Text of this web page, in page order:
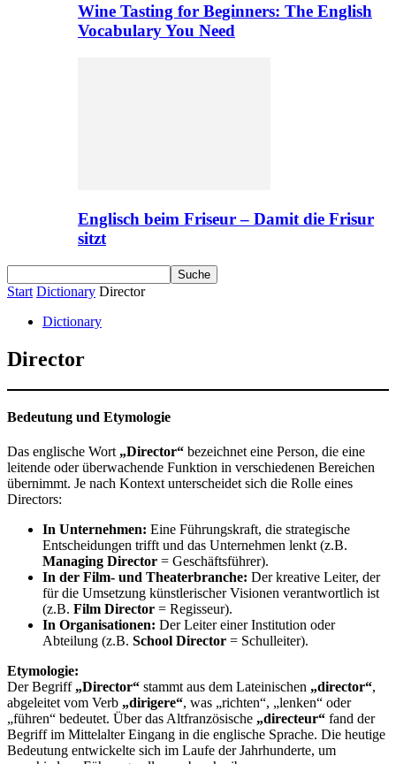
Wine Tasting for Beginners: The English
Vocabulary You Need
Englisch beim Friseur – Damit die Frisur
sitzt
Start Dictionary Director
Dictionary
Director
Bedeutung und Etymologie
Das englische Wort „Director“ bezeichnet eine Person, die eine
leitende oder überwachende Funktion in verschiedenen Bereichen
übernimmt. Je nach Kontext unterscheidet sich die Rolle eines
Directors:
In Unternehmen: Eine Führungskraft, die strategische
Entscheidungen trifft und das Unternehmen lenkt (z.B.
Managing Director = Geschäftsführer).
In der Film- und Theaterbranche: Der kreative Leiter, der
für die Umsetzung künstlerischer Visionen verantwortlich ist
(z.B. Film Director = Regisseur).
In Organisationen: Der Leiter einer Institution oder
Abteilung (z.B. School Director = Schulleiter).
Etymologie:
Der Begriff „Director“ stammt aus dem Lateinischen „director“,
abgeleitet vom Verb „dirigere“, was „richten“, „lenken“ oder
„führen“ bedeutet. Über das Altfranzösische „directeur“ fand der
Begriff im Mittelalter Eingang in die englische Sprache. Die heutige
Bedeutung entwickelte sich im Laufe der Jahrhunderte, um